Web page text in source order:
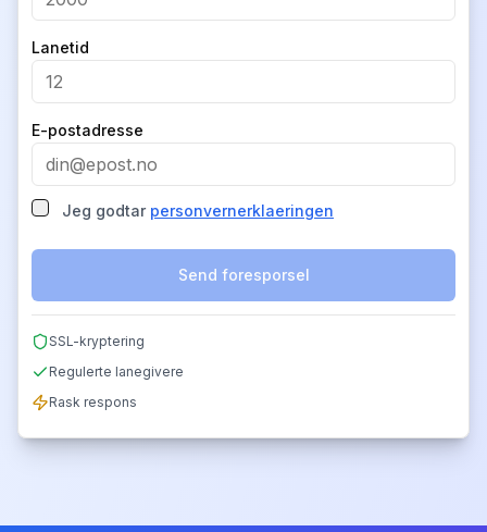
Lanetid
E-postadresse
Jeg godtar personvernerklaeringen
Send foresporsel
SSL-kryptering
Regulerte lanegivere
Rask respons